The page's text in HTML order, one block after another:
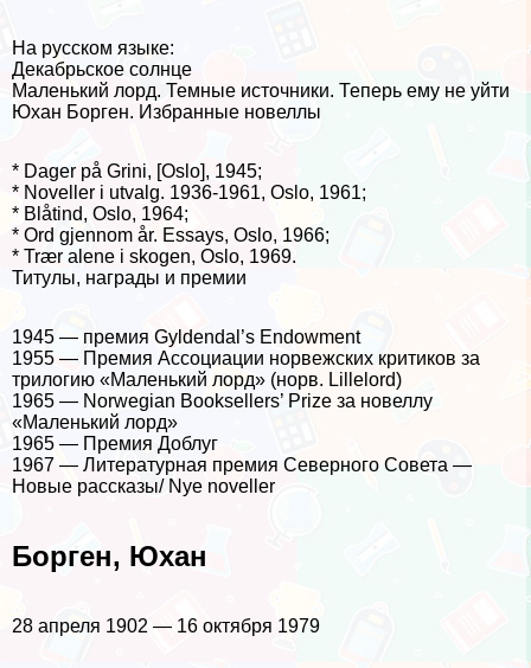
На русском языке:
Декабрьское солнце
Маленький лорд. Темные источники. Теперь ему не уйти
Юхан Борген. Избранные новеллы
* Dager på Grini, [Oslo], 1945;
* Noveller i utvalg. 1936-1961, Oslo, 1961;
* Blåtind, Oslo, 1964;
* Ord gjennom år. Essays, Oslo, 1966;
* Trær alene i skogen, Oslo, 1969.
Титулы, награды и премии
1945 — премия Gyldendal’s Endowment
1955 — Премия Ассоциации норвежских критиков за
трилогию «Маленький лорд» (норв. Lillelord)
1965 — Norwegian Booksellers’ Prize за новеллу
«Маленький лорд»
1965 — Премия Доблуг
1967 — Литературная премия Северного Совета —
Новые рассказы/ Nye noveller
Борген, Юхан
28 апреля 1902 — 16 октября 1979